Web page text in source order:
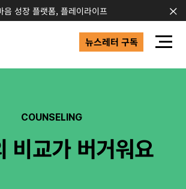
음 성장 플랫폼, 플레이라이프
뉴스레터 구독
COUNSELING
비교가 버거워요